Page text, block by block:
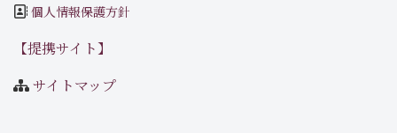
個人情報保護方針
【提携サイト】
サイトマップ